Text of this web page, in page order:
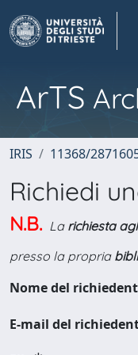
ArTS
IRIS 11368/
Richiedi
N.B. La richiesta
presso la propria
Nome del
E-mail del